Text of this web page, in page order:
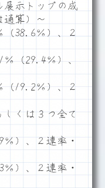
展示トップの成
通算）～
38.6％）、２
（29.4％）、
19.2％）、２
くは３つ全て
）、２連率・
）、２連率・